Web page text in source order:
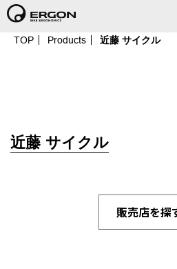
TOP Products 近藤 サイクル
近藤 サイクル
販売店を探